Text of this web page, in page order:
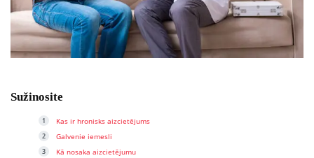
Sužinosite
Kas ir hronisks aizcietējums
Galvenie iemesli
Kā nosaka aizcietējumu